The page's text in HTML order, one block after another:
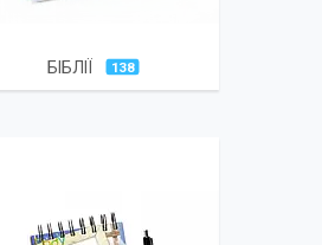
БІБЛІЇ 138